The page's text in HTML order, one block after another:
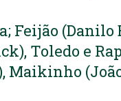
Feijão (Danilo
Toledo e
Maikinho